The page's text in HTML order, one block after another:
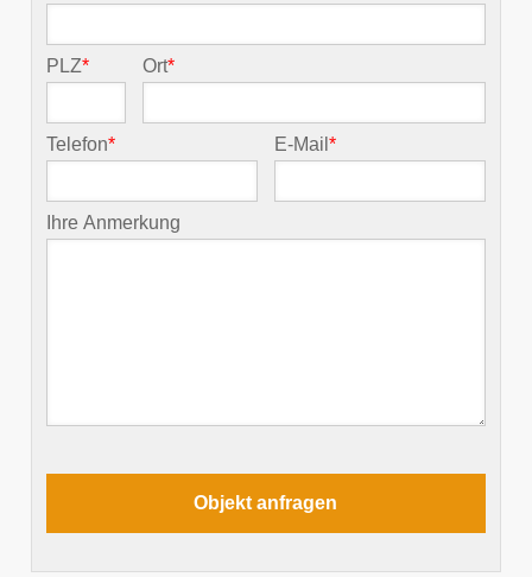
PLZ* Ort*
Telefon* E-Mail*
Ihre Anmerkung